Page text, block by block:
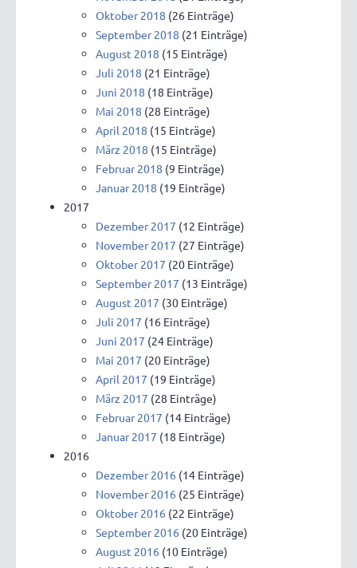
Oktober 2018 (26 Einträge)
September 2018 (21 Einträge)
August 2018 (15 Einträge)
Juli 2018 (21 Einträge)
Juni 2018 (18 Einträge)
Mai 2018 (28 Einträge)
April 2018 (15 Einträge)
März 2018 (15 Einträge)
Februar 2018 (9 Einträge)
Januar 2018 (19 Einträge)
2017
Dezember 2017 (12 Einträge)
November 2017 (27 Einträge)
Oktober 2017 (20 Einträge)
September 2017 (13 Einträge)
August 2017 (30 Einträge)
Juli 2017 (16 Einträge)
Juni 2017 (24 Einträge)
Mai 2017 (20 Einträge)
April 2017 (19 Einträge)
März 2017 (28 Einträge)
Februar 2017 (14 Einträge)
Januar 2017 (18 Einträge)
2016
Dezember 2016 (14 Einträge)
November 2016 (25 Einträge)
Oktober 2016 (22 Einträge)
September 2016 (20 Einträge)
August 2016 (10 Einträge)